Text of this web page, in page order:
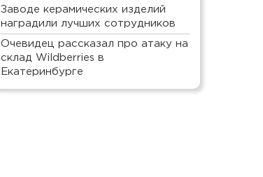
Заводе керамических изделий
наградили лучших сотрудников
Очевидец рассказал про атаку на
склад Wildberries в
Екатеринбурге